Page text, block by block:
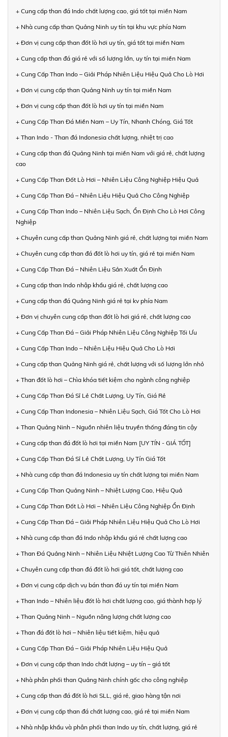
+ Cung cấp than đá Indo chất lượng cao, giá tốt tại miền Nam
+ Nhà cung cấp than Quảng Ninh uy tín tại khu vực phía Nam
+ Đơn vị cung cấp than đốt lò hơi uy tín, giá tốt tại miền Nam
+ Cung cấp than đá giá rẻ với số lượng lớn, uy tín tại miền Nam
+ Cung Cấp Than Indo – Giải Pháp Nhiên Liệu Hiệu Quả Cho Lò Hơi
+ Đơn vị cung cấp than Quảng Ninh uy tín tại miền Nam
+ Đơn vị cung cấp than đốt lò hơi uy tín tại miền Nam
+ Cung Cấp Than Đá Miền Nam – Uy Tín, Nhanh Chóng, Giá Tốt
+ Than Indo - Than đá Indonesia chất lượng, nhiệt trị cao
+ Cung cấp than đá Quảng Ninh tại miền Nam với giá rẻ, chất lượng
cao
+ Cung Cấp Than Đốt Lò Hơi – Nhiên Liệu Công Nghiệp Hiệu Quả
+ Cung Cấp Than Đá – Nhiên Liệu Hiệu Quả Cho Công Nghiệp
+ Cung Cấp Than Indo – Nhiên Liệu Sạch, Ổn Định Cho Lò Hơi Công
Nghiệp
+ Chuyên cung cấp than Quảng Ninh giá rẻ, chất lượng tại miền Nam
+ Chuyên cung cấp than đá đốt lò hơi uy tín, giá rẻ tại miền Nam
+ Cung Cấp Than Đá – Nhiên Liệu Sản Xuất Ổn Định
+ Cung cấp than Indo nhập khẩu giá rẻ, chất lượng cao
+ Cung cấp than đá Quảng Ninh giá rẻ tại kv phía Nam
+ Đơn vị chuyên cung cấp than đốt lò hơi giá rẻ, chất lượng cao
+ Cung Cấp Than Đá – Giải Pháp Nhiên Liệu Công Nghiệp Tối Ưu
+ Cung Cấp Than Indo – Nhiên Liệu Hiệu Quả Cho Lò Hơi
+ Cung cấp than Quảng Ninh giá rẻ, chất lượng với số lượng lớn nhỏ
+ Than đốt lò hơi – Chìa khóa tiết kiệm cho ngành công nghiệp
+ Cung Cấp Than Đá Sỉ Lẻ Chất Lượng, Uy Tín, Giá Rẻ
+ Cung Cấp Than Indonesia – Nhiên Liệu Sạch, Giá Tốt Cho Lò Hơi
+ Than Quảng Ninh – Nguồn nhiên liệu truyền thống đáng tin cậy
+ Cung cấp than đá đốt lò hơi tại miền Nam [UY TÍN - GIÁ TỐT]
+ Cung Cấp Than Đá Sỉ Lẻ Chất Lượng, Uy Tín Giá Tốt
+ Nhà cung cấp than đá Indonesia uy tín chất lượng tại miền Nam
+ Cung Cấp Than Quảng Ninh – Nhiệt Lượng Cao, Hiệu Quả
+ Cung Cấp Than Đốt Lò Hơi – Nhiên Liệu Công Nghiệp Ổn Định
+ Cung Cấp Than Đá – Giải Pháp Nhiên Liệu Hiệu Quả Cho Lò Hơi
+ Nhà cung cấp than đá Indo nhập khẩu giá rẻ chất lượng cao
+ Than Đá Quảng Ninh – Nhiên Liệu Nhiệt Lượng Cao Từ Thiên Nhiên
+ Chuyên cung cấp than đá đốt lò hơi giá tốt, chất lượng cao
+ Đơn vị cung cấp dịch vụ bán than đá uy tín tại miền Nam
+ Than Indo – Nhiên liệu đốt lò hơi chất lượng cao, giá thành hợp lý
+ Than Quảng Ninh – Nguồn năng lượng chất lượng cao
+ Than đá đốt lò hơi – Nhiên liệu tiết kiệm, hiệu quả
+ Cung Cấp Than Đá – Giải Pháp Nhiên Liệu Hiệu Quả
+ Đơn vị cung cấp than Indo chất lượng – uy tín – giá tốt
+ Nhà phân phối than Quảng Ninh chính gốc cho công nghiệp
+ Cung cấp than đá đốt lò hơi SLL, giá rẻ, giao hàng tận nơi
+ Đơn vị cung cấp than đá chất lượng cao, giá rẻ tại miền Nam
+ Nhà nhập khẩu và phân phối than Indo uy tín, chất lượng, giá rẻ